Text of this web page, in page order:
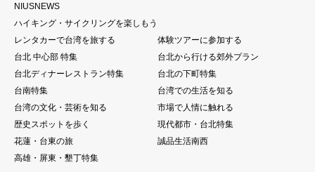
NIUSNEWS
ハイキング・サイクリングを楽しもう
レンタカーで台湾を旅する
体験ツアーに参加する
台北 中心部 特集
台北から行ける郊外プラン
台北ディナーレストラン特集
台北の下町特集
台南特集
台湾での生活を知る
台湾の文化・芸術を知る
市場で人情に触れる
歴史スポットを歩く
現代都市・台北特集
花蓮・台東の旅
誠品生活南西
高雄・屏東・墾丁特集